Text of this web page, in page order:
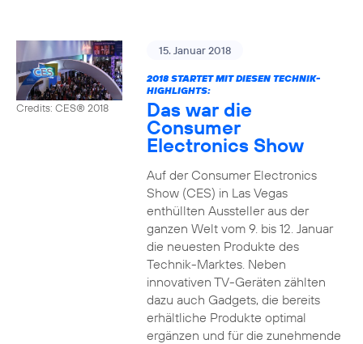
Credits: CES® 2018
15. Januar 2018
2018 STARTET MIT DIESEN TECHNIK-
HIGHLIGHTS:
Das war die
Consumer
Electronics Show
Auf der Consumer Electronics
Show (CES) in Las Vegas
enthüllten Aussteller aus der
ganzen Welt vom 9. bis 12. Januar
die neuesten Produkte des
Technik-Marktes. Neben
innovativen TV-Geräten zählten
dazu auch Gadgets, die bereits
erhältliche Produkte optimal
ergänzen und für die zunehmende